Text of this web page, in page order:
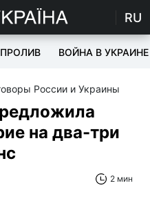
RU
ВОЙНА В УКРАИНЕ
России и Украины
на два-три
2 мин